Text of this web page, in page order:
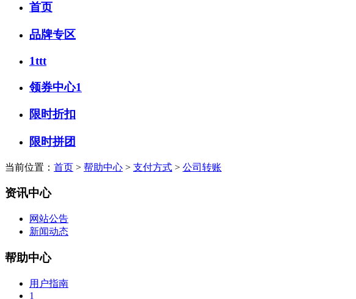
首页
品牌专区
1ttt
领券中心1
限时折扣
限时拼团
当前位置： 首页 > 帮助中心 > 支付方式 > 公司转账
资讯中心
网站公告
新闻动态
帮助中心
用户指南
1